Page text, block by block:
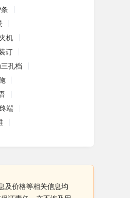
机
订
孔档
端
及价格等相关信息均